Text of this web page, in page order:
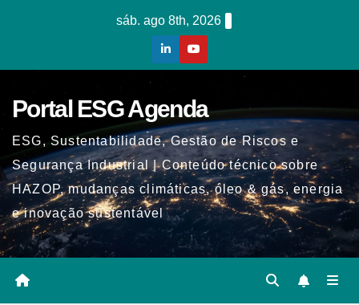
sáb. ago 8th, 2026
Portal ESG Agenda
ESG, Sustentabilidade, Gestão de Riscos e
Segurança Industrial | Conteúdo técnico sobre
HAZOP, mudanças climáticas, óleo & gás, energia
e inovação sustentável